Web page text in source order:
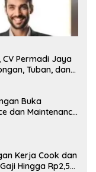
Permadi Jaya
Tuban, dan
Buka
dan Maintenance
Kerja Cook dan
Hingga Rp2,5